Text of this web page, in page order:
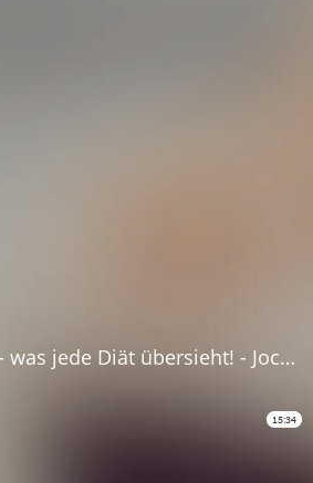
jede Diät übersieht! - Jochen Kaufmann
15:34